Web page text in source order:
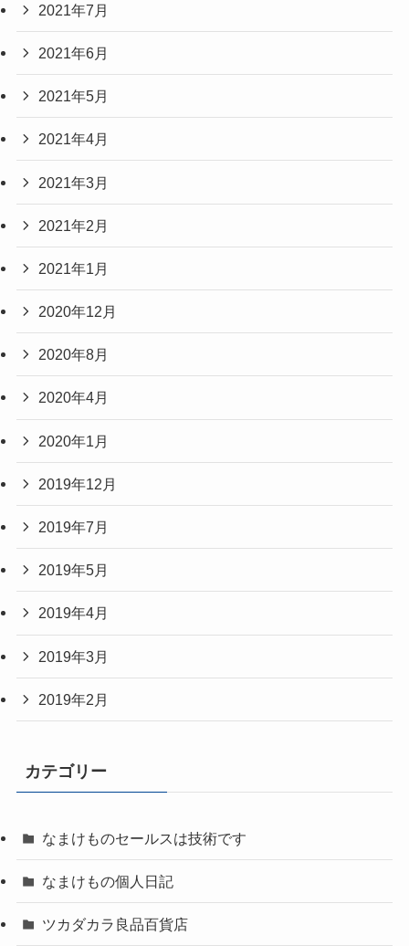
2021年7月
2021年6月
2021年5月
2021年4月
2021年3月
2021年2月
2021年1月
2020年12月
2020年8月
2020年4月
2020年1月
2019年12月
2019年7月
2019年5月
2019年4月
2019年3月
2019年2月
カテゴリー
なまけものセールスは技術です
なまけもの個人日記
ツカダカラ良品百貨店